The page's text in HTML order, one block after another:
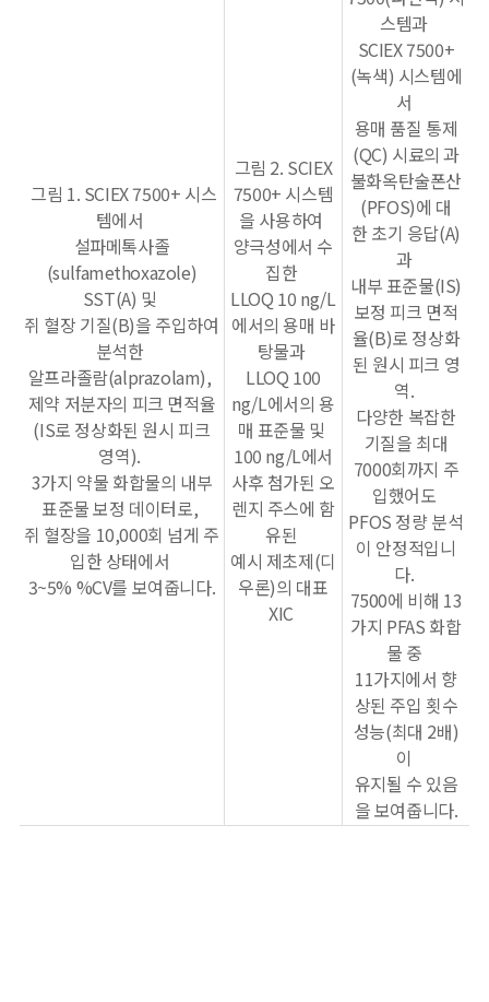
그림 1. SCIEX 7500+ 시스
템에서
설파메톡사졸
(sulfamethoxazole)
SST(A) 및
쥐 혈장 기질(B)을 주입하여
분석한
알프라졸람(alprazolam),
제약 저분자의 피크 면적율
(IS로 정상화된 원시 피크
영역).
3가지 약물 화합물의 내부
표준물 보정 데이터로,
쥐 혈장을 10,000회 넘게 주
입한 상태에서
3~5% %CV를 보여줍니다.
그림 2. SCIEX
7500+ 시스템
을 사용하여
양극성에서 수
집한
LLOQ 10 ng/L
에서의 용매 바
탕물과
LLOQ 100
ng/L에서의 용
매 표준물 및
100 ng/L에서
사후 첨가된 오
렌지 주스에 함
유된
예시 제초제(디
우론)의 대표
XIC
스템과
SCIEX 7500+
(녹색) 시스템에
서
용매 품질 통제
(QC) 시료의 과
불화옥탄술폰산
(PFOS)에 대
한 초기 응답(A)
과
내부 표준물(IS)
보정 피크 면적
율(B)로 정상화
된 원시 피크 영
역.
다양한 복잡한
기질을 최대
7000회까지 주
입했어도
PFOS 정량 분석
이 안정적입니
다.
7500에 비해 13
가지 PFAS 화합
물 중
11가지에서 향
상된 주입 횟수
성능(최대 2배)
이
유지될 수 있음
을 보여줍니다.